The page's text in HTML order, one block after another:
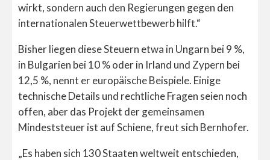
wirkt, sondern auch den Regierungen gegen den
internationalen Steuerwettbewerb hilft.“
Bisher liegen diese Steuern etwa in Ungarn bei 9 %,
in Bulgarien bei 10 % oder in Irland und Zypern bei
12,5 %, nennt er europäische Beispiele. Einige
technische Details und rechtliche Fragen seien noch
offen, aber das Projekt der gemeinsamen
Mindeststeuer ist auf Schiene, freut sich Bernhofer.
„Es haben sich 130 Staaten weltweit entschieden,